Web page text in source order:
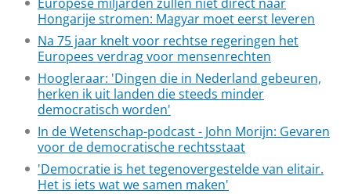
Hongarije stromen: Magyar moet eerst leveren
Na 75 jaar knelt voor rechtse regeringen het
Europees verdrag voor mensenrechten
Hoogleraar: 'Dingen die in Nederland gebeuren,
herken ik uit landen die steeds minder
democratisch worden'
In de Wetenschap-podcast - John Morijn: Gevaren
voor de democratische rechtsstaat
'Democratie is het tegenovergestelde van elitair.
Het is iets wat we samen maken'